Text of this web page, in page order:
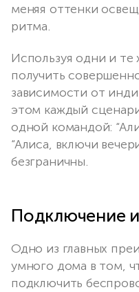
меняя оттенки
ритма.
Используя одни и
получить
зависимости от
этом каждый
одной командой:
“Алиса, включи
безграничны.
Подключение и
Одно из главных
умного дома в том,
подключить